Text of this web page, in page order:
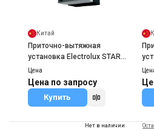
Китай
Приточно-вытяжная
установка Electrolux STAR
EPVS-650
Цена
Цена по запросу
Купить
Нет в наличии